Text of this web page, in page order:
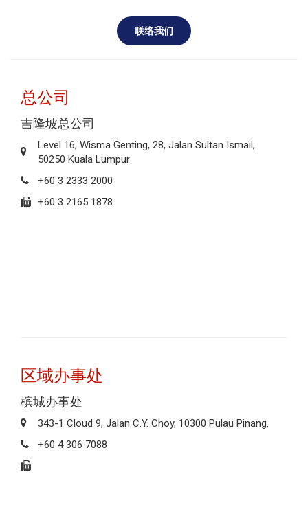
总公司
吉隆坡总公司
Level 16, Wisma Genting, 28, Jalan Sultan Ismail,
50250 Kuala Lumpur
+60 3 2333 2000
+60 3 2165 1878
区域办事处
槟城办事处
343-1 Cloud 9, Jalan C.Y. Choy, 10300 Pulau Pinang.
+60 4 306 7088